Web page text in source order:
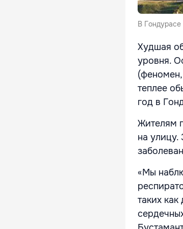
В
Худшая
уровня.
(феномен,
теплее
год в
Жителям
на улицу.
«Мы
таких